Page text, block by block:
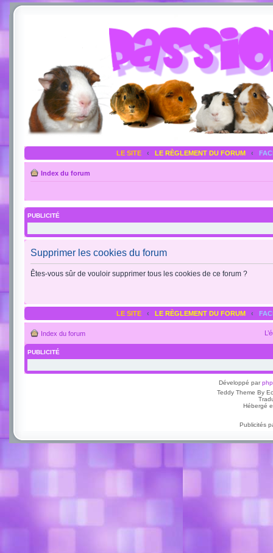
LE SITE ‹ LE RÈGLEMENT DU FORUM ‹
Index du forum
PUBLICITÉ
Supprimer les cookies du forum
Êtes-vous sûr de vouloir supprimer tous les cookies de ce forum ?
LE SITE ‹ LE RÈGLEMENT DU FORUM ‹
Index du forum
PUBLICITÉ
Développé par
Teddy Theme By
Hébergé
Publicités